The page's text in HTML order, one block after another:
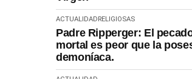
ACTUALIDADRELIGIOSAS
Padre Ripperger: El
mortal es peor que la
demoníaca.